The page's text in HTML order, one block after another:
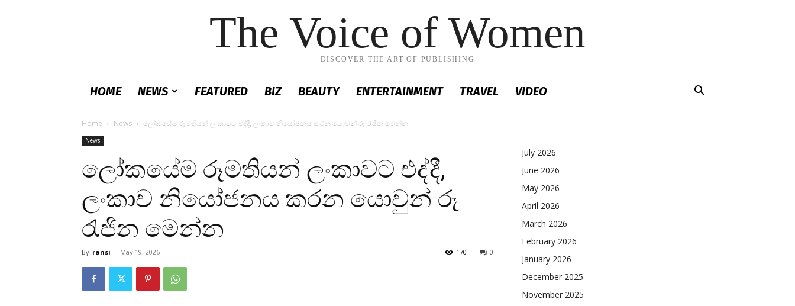
The Voice of Women
DISCOVER THE ART OF PUBLISHING
HOME NEWS FEATURED BIZ BEAUTY ENTERTAINMENT TRAVEL VIDEO
Home News ලෝකයේම රූමතියන් ලංකාවට එද්දී, ලංකාව නියෝජනය කරන යොවුන් රූ රැජින මෙන්න
News
ලෝකයේම රූමතියන් ලංකාවට එද්දී,
ලංකාව නියෝජනය කරන යොවුන් රූ
රැජින මෙන්න
By ransi - May 19, 2026 0
170
July 2026
June 2026
May 2026
April 2026
March 2026
February 2026
January 2026
December 2025
November 2025